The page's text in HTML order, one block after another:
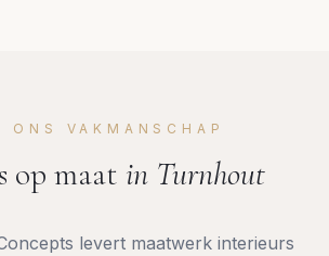
ONS VAKMANSCHAP
op maat in Turnhout
levert maatwerk interieurs